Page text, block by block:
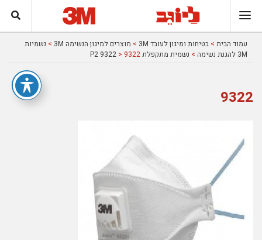
עמוד הבית > בטיחות ומיגון לעובד 3M > מוצרים למיגון הנשימה 3M > נשמיות
3M להגנת נשימה
> נשמית מתקפלת P2 9322> 9322
9322